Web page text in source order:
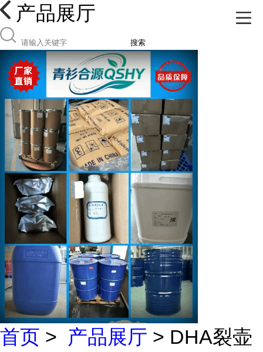
产品展厅
搜索
首页 > 产品展厅 > DHA裂壶